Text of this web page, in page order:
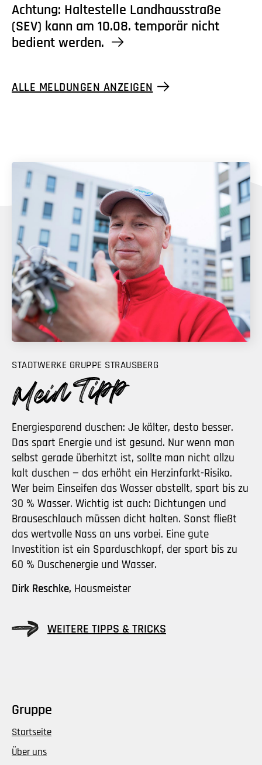
Achtung: Haltestelle Landhausstraße
(SEV) kann am 10.08. temporär nicht
bedient werden.
ALLE MELDUNGEN ANZEIGEN
STADTWERKE GRUPPE STRAUSBERG
Energiesparend duschen: Je kälter, desto besser.
Das spart Energie und ist gesund. Nur wenn man
selbst gerade überhitzt ist, sollte man nicht allzu
kalt duschen — das erhöht ein Herzinfarkt-Risiko.
Wer beim Einseifen das Wasser abstellt, spart bis zu
30 % Wasser. Wichtig ist auch: Dichtungen und
Brauseschlauch müssen dicht halten. Sonst fließt
das wertvolle Nass an uns vorbei. Eine gute
Investition ist ein Sparduschkopf, der spart bis zu
60 % Duschenergie und Wasser.
Dirk Reschke, Hausmeister
WEITERE TIPPS & TRICKS
Gruppe
Startseite
Über uns